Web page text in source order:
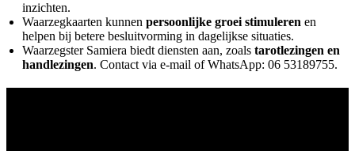
inzichten.
Waarzegkaarten kunnen persoonlijke groei stimuleren en
helpen bij betere besluitvorming in dagelijkse situaties.
Waarzegster Samiera biedt diensten aan, zoals tarotlezingen en
handlezingen. Contact via e-mail of WhatsApp: 06 53189755.